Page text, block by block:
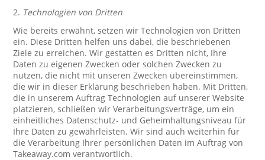
2. Technologien von Dritten
Wie bereits erwähnt, setzen wir Technologien von Dritten
ein. Diese Dritten helfen uns dabei, die beschriebenen
Ziele zu erreichen. Wir gestatten es Dritten nicht, Ihre
Daten zu eigenen Zwecken oder solchen Zwecken zu
nutzen, die nicht mit unseren Zwecken übereinstimmen,
die wir in dieser Erklärung beschrieben haben. Mit Dritten,
die in unserem Auftrag Technologien auf unserer Website
platzieren, schließen wir Verarbeitungsverträge, um ein
einheitliches Datenschutz- und Geheimhaltungsniveau für
Ihre Daten zu gewährleisten. Wir sind auch weiterhin für
die Verarbeitung Ihrer persönlichen Daten im Auftrag von
Takeaway.com verantwortlich.